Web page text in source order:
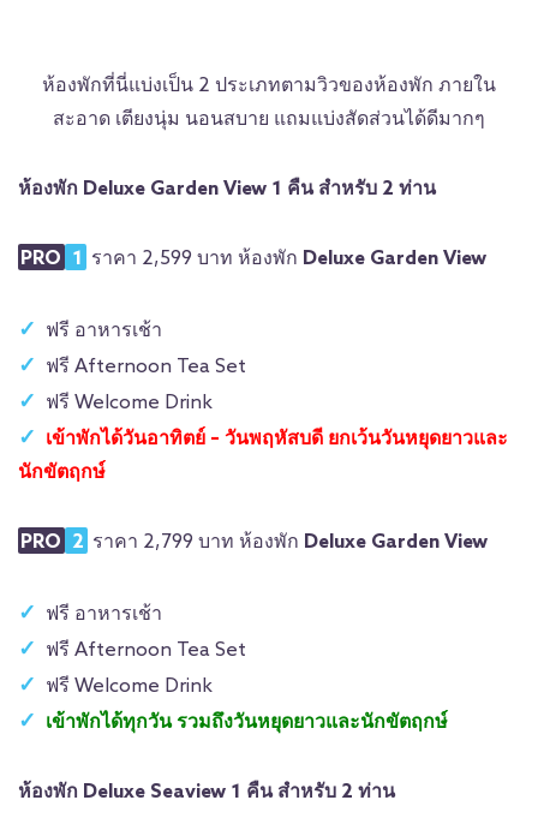
ห้องพักที่นี่แบ่งเป็น 2 ประเภทตามวิวของห้องพัก ภายใน
สะอาด เตียงนุ่ม นอนสบาย แถมแบ่งสัดส่วนได้ดีมากๆ
ห้องพัก Deluxe Garden View 1 คืน สำหรับ 2 ท่าน
PRO 1 ราคา 2,599 บาท ห้องพัก Deluxe Garden View
ฟรี อาหารเช้า
ฟรี Afternoon Tea Set
ฟรี Welcome Drink
เข้าพักได้วันอาทิตย์ – วันพฤหัสบดี ยกเว้นวันหยุดยาวและ
นักขัตฤกษ์
PRO 2 ราคา 2,799 บาท ห้องพัก Deluxe Garden View
ฟรี อาหารเช้า
ฟรี Afternoon Tea Set
ฟรี Welcome Drink
เข้าพักได้ทุกวัน รวมถึงวันหยุดยาวและนักขัตฤกษ์
ห้องพัก Deluxe Seaview 1 คืน สำหรับ 2 ท่าน